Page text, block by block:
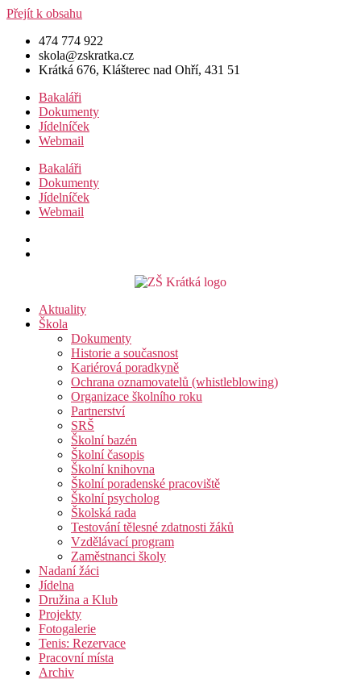
Přejít k obsahu
474 774 922
skola@zskratka.cz
Krátká 676, Klášterec nad Ohří, 431 51
Bakaláři
Dokumenty
Jídelníček
Webmail
Bakaláři
Dokumenty
Jídelníček
Webmail
Aktuality
Škola
Dokumenty
Historie a současnost
Kariérová poradkyně
Ochrana oznamovatelů (whistleblowing)
Organizace školního roku
Partnerství
SRŠ
Školní bazén
Školní časopis
Školní knihovna
Školní poradenské pracoviště
Školní psycholog
Školská rada
Testování tělesné zdatnosti žáků
Vzdělávací program
Zaměstnanci školy
Nadaní žáci
Jídelna
Družina a Klub
Projekty
Fotogalerie
Tenis: Rezervace
Pracovní místa
Archiv